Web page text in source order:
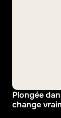
Plongée
change